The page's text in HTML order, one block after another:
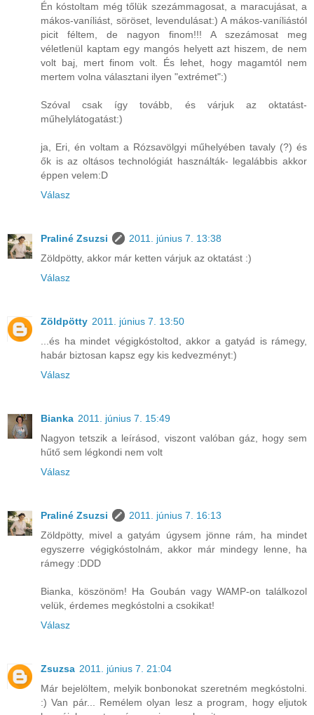
Én kóstoltam még tőlük szezámmagosat, a maracujásat, a
mákos-vaníliást, söröset, levendulásat:) A mákos-vaníliástól
picit féltem, de nagyon finom!!! A szezámosat meg
véletlenül kaptam egy mangós helyett azt hiszem, de nem
volt baj, mert finom volt. És lehet, hogy magamtól nem
mertem volna választani ilyen "extrémet":)
Szóval csak így tovább, és várjuk az oktatást-
műhelylátogatást:)
ja, Eri, én voltam a Rózsavölgyi műhelyében tavaly (?) és
ők is az oltásos technológiát használták- legalábbis akkor
éppen velem:D
Válasz
Praliné Zsuzsi
2011. június 7. 13:38
Zöldpötty, akkor már ketten várjuk az oktatást :)
Válasz
Zöldpötty 2011. június 7. 13:50
...és ha mindet végigkóstoltod, akkor a gatyád is rámegy,
habár biztosan kapsz egy kis kedvezményt:)
Válasz
Bianka 2011. június 7. 15:49
Nagyon tetszik a leírásod, viszont valóban gáz, hogy sem
hűtő sem légkondi nem volt
Válasz
Praliné Zsuzsi
2011. június 7. 16:13
Zöldpötty, mivel a gatyám úgysem jönne rám, ha mindet
egyszerre végigkóstolnám, akkor már mindegy lenne, ha
rámegy :DDD
Bianka, köszönöm! Ha Goubán vagy WAMP-on találkozol
velük, érdemes megkóstolni a csokikat!
Válasz
Zsuzsa 2011. június 7. 21:04
Már bejelöltem, melyik bonbonokat szeretném megkóstolni.
:) Van pár... Remélem olyan lesz a program, hogy eljutok